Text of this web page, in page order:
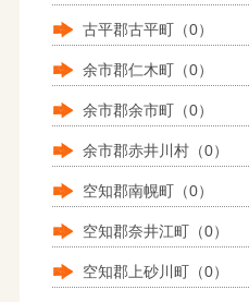
古平郡古平町（0）
余市郡仁木町（0）
余市郡余市町（0）
余市郡赤井川村（0）
空知郡南幌町（0）
空知郡奈井江町（0）
空知郡上砂川町（0）